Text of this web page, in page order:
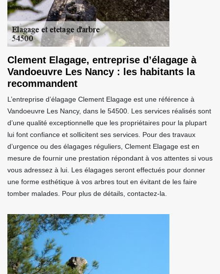
Clement Elagage, entreprise d’élagage à
Vandoeuvre Les Nancy : les habitants la
recommandent
L’entreprise d’élagage Clement Elagage est une référence à
Vandoeuvre Les Nancy, dans le 54500. Les services réalisés sont
d’une qualité exceptionnelle que les propriétaires pour la plupart
lui font confiance et sollicitent ses services. Pour des travaux
d’urgence ou des élagages réguliers, Clement Elagage est en
mesure de fournir une prestation répondant à vos attentes si vous
vous adressez à lui. Les élagages seront effectués pour donner
une forme esthétique à vos arbres tout en évitant de les faire
tomber malades. Pour plus de détails, contactez-la.